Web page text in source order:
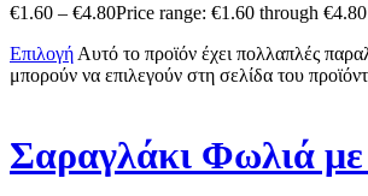
€1.60 – €4.80Price range: €1.60 through €4.80
Επιλογή Αυτό το προϊόν έχει πολλαπλές
μπορούν να επιλεγούν στη σελίδα του
Σαραγλάκι Φωλιά